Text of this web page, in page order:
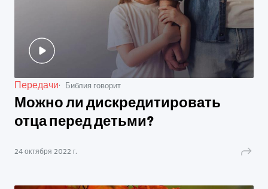
Передачи Библия говорит
Можно ли дискредитировать
отца перед детьми?
24 октября 2022 г.